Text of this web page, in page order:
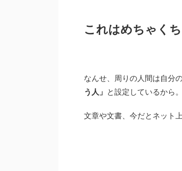
これはめちゃく
なんせ、周りの人間は自分
う人」 と設定しているから。
文章や文書、今だとネット